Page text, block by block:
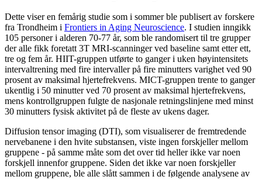
Dette viser en femårig studie som i sommer ble publisert av forskere
fra Trondheim i Frontiers in Aging Neuroscience. I studien inngikk
105 personer i alderen 70-77 år, som ble randomisert til tre grupper
der alle fikk foretatt 3T MRI-scanninger ved baseline samt etter ett,
tre og fem år. HIIT-gruppen utførte to ganger i uken høyintensitets
intervaltrening med fire intervaller på fire minutters varighet ved 90
prosent av maksimal hjertefrekvens. MICT-gruppen trente to ganger
ukentlig i 50 minutter ved 70 prosent av maksimal hjertefrekvens,
mens kontrollgruppen fulgte de nasjonale retningslinjene med minst
30 minutters fysisk aktivitet på de fleste av ukens dager.
Diffusion tensor imaging (DTI), som visualiserer de fremtredende
nervebanene i den hvite substansen, viste ingen forskjeller mellom
gruppene - på samme måte som det over tid heller ikke var noen
forskjell innenfor gruppene. Siden det ikke var noen forskjeller
mellom gruppene, ble alle slått sammen i de følgende analysene av